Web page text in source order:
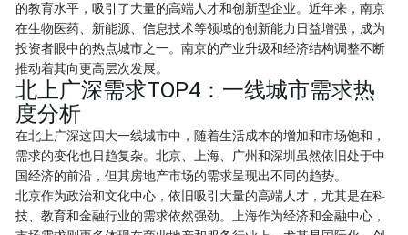
的教育水平，吸引了大量的高端人才和创新型企业。近年来，南京
在生物医药、新能源、信息技术等领域的创新能力日益增强，成为
投资者眼中的热点城市之一。南京的产业升级和经济结构调整不断
推动着其向更高层次发展。
北上广深需求TOP4：一线城市需求热
度分析
在北上广深这四大一线城市中，随着生活成本的增加和市场饱和，
需求的变化也日趋复杂。北京、上海、广州和深圳虽然依旧处于中
国经济的前沿，但其房地产市场的需求呈现出不同的趋势。
北京作为政治和文化中心，依旧吸引大量的高端人才，尤其是在科
技、教育和金融行业的需求依然强劲。上海作为经济和金融中心，